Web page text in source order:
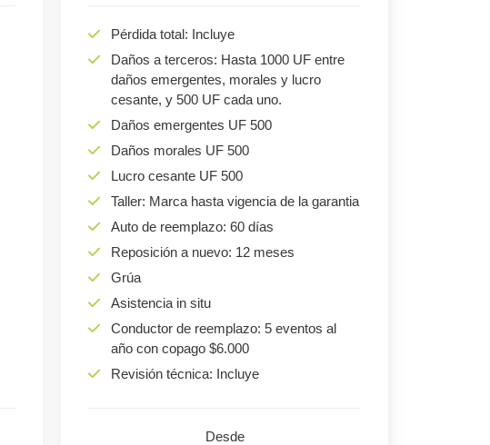
Pérdida total: Incluye
Daños a terceros: Hasta 1000 UF entre
daños emergentes, morales y lucro
cesante, y 500 UF cada uno.
Daños emergentes UF 500
Daños morales UF 500
Lucro cesante UF 500
Taller: Marca hasta vigencia de la garantia
Auto de reemplazo: 60 días
Reposición a nuevo: 12 meses
Grúa
Asistencia in situ
Conductor de reemplazo: 5 eventos al
año con copago $6.000
Revisión técnica: Incluye
Desde